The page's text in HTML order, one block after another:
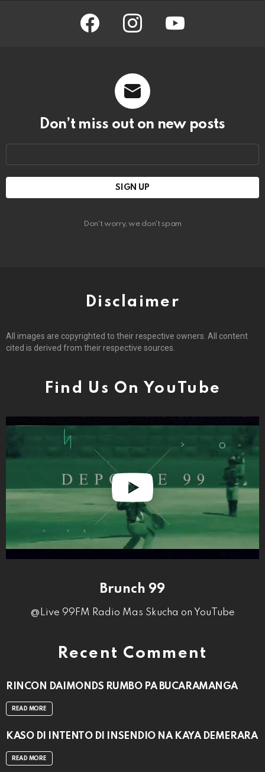
facebook instagram
Don’t miss out on new posts
Don't worry, we don't spam
Disclaimer
All images are copyrighted to their respective owners. All content
cited is derived from their respective sources.
Find Us On YouTube
Brunch 99
@Live 99FM Radio Mas Skucha on YouTube
Recent Comment
RINCON DAIMONDS RUMBO PA BUCARAMANGA
READ MORE
KASO DI INTENTO DI INSENDIO NA KAYA DEMERARA
READ MORE